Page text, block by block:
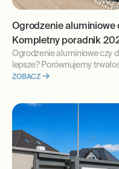
Ogrodzenie aluminiowe
Kompletny poradnik
Ogrodzenie aluminiowe czy
lepsze? Porównujemy
odporność na warunki
ZOBACZ